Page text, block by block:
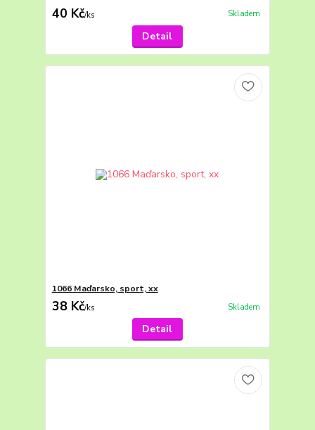
40 Kč/ks Skladem
Detail
1066 Maďarsko, sport, xx
38 Kč/ks Skladem
Detail